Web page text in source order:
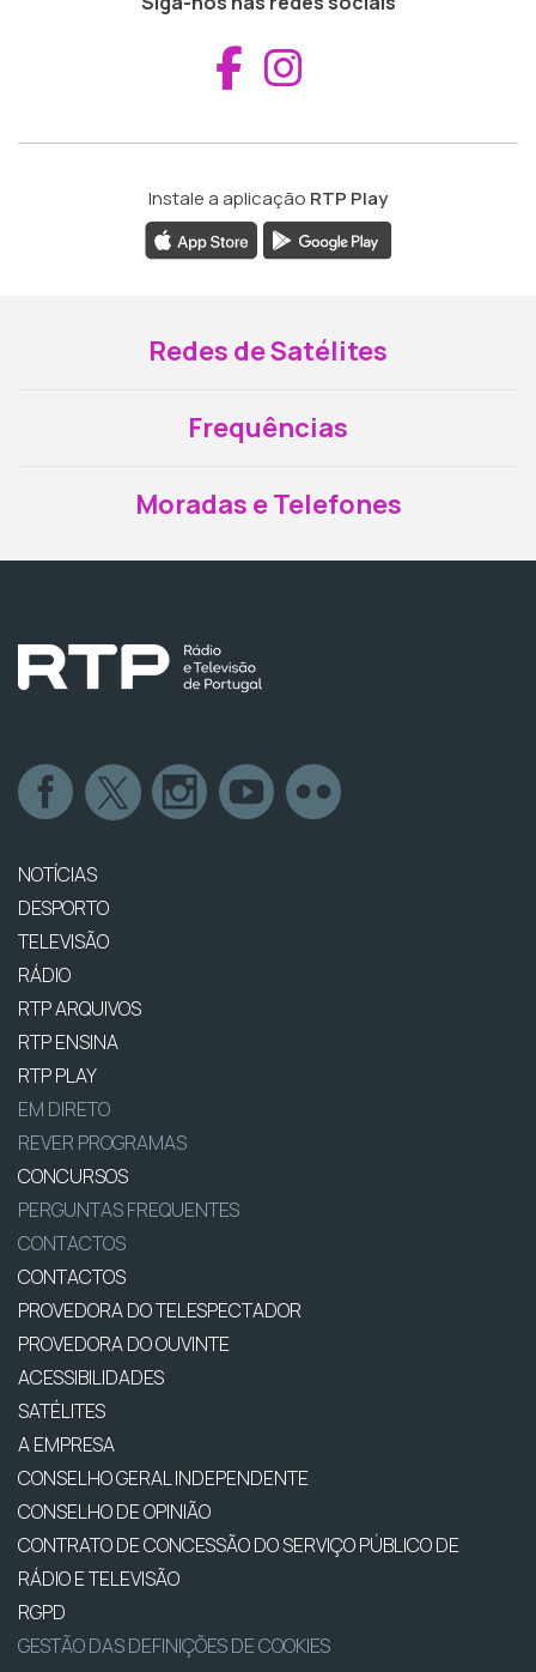
Aceder ao
Instale a aplicação RTP Play
Redes de Satélites
Frequências
Moradas e Telefones
NOTÍCIAS
DESPORTO
TELEVISÃO
RÁDIO
RTP ARQUIVOS
RTP ENSINA
RTP PLAY
EM DIRETO
REVER PROGRAMAS
CONCURSOS
PERGUNTAS FREQUENTES
CONTACTOS
CONTACTOS
PROVEDORA DO TELESPECTADOR
PROVEDORA DO OUVINTE
ACESSIBILIDADES
SATÉLITES
A EMPRESA
CONSELHO GERAL INDEPENDENTE
CONSELHO DE OPINIÃO
CONTRATO DE CONCESSÃO DO SERVIÇO PÚBLICO DE
RÁDIO E TELEVISÃO
RGPD
GESTÃO DAS DEFINIÇÕES DE COOKIES